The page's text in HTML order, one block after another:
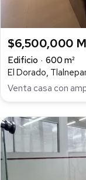
$6,500,000
Edificio
600 m²
El Dorado,
Venta casa con